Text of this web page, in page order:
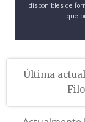
disponibles de
que
Última